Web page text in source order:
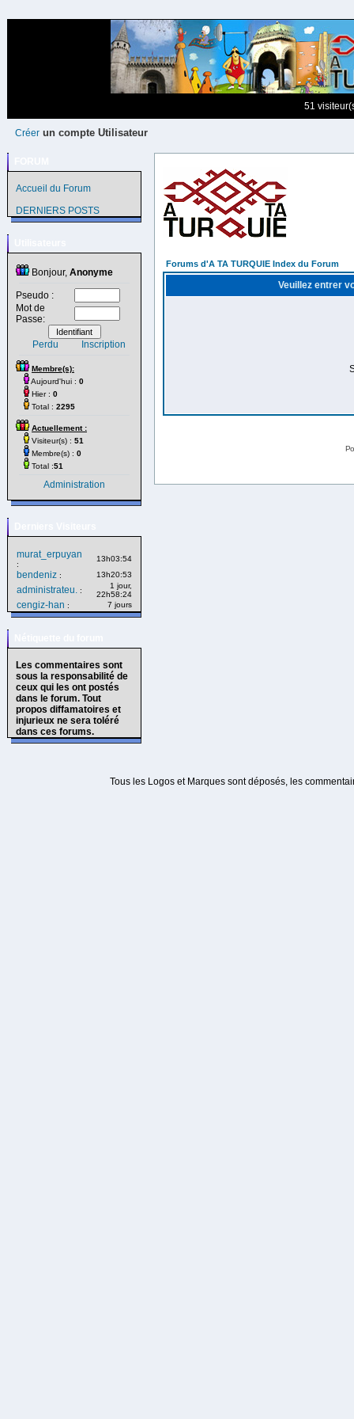
51
Créer un compte Utilisateur
Accueil du Forum
DERNIERS POSTS
Bonjour, Anonyme
Pseudo :
Mot de
Passe:
Perdu Inscription
Membre(s):
Aujourd'hui : 0
Hier : 0
Total : 2295
Actuellement :
Visiteur(s) : 51
Membre(s) : 0
Total :51
Administration
murat_erpuyan
:
13h03:54
bendeniz : 13h20:53
administrateu. :
1 jour,
22h58:24
cengiz-han : 7 jours
Les commentaires sont
sous la responsabilité de
ceux qui les ont postés
dans le forum. Tout
propos diffamatoires et
injurieux ne sera toléré
dans ces forums.
Forums d'A TA TURQUIE Index du Forum
Veuillez entrer
Tous les Logos et Marques sont déposés, les